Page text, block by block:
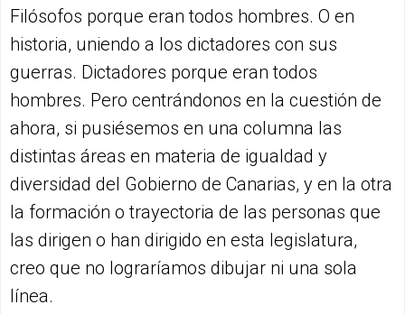
Filósofos porque eran todos hombres. O en
historia, uniendo a los dictadores con sus
guerras. Dictadores porque eran todos
hombres. Pero centrándonos en la cuestión de
ahora, si pusiésemos en una columna las
distintas áreas en materia de igualdad y
diversidad del Gobierno de Canarias, y en la otra
la formación o trayectoria de las personas que
las dirigen o han dirigido en esta legislatura,
creo que no lograríamos dibujar ni una sola
línea.